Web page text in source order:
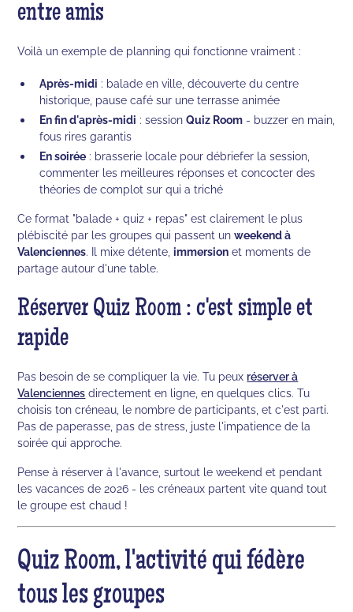
entre amis
Voilà un exemple de planning qui fonctionne vraiment :
Après-midi : balade en ville, découverte du centre
historique, pause café sur une terrasse animée
En fin d'après-midi : sessionQuiz Room - buzzer en main,
fous rires garantis
En soirée : brasserie locale pour débriefer la session,
commenter les meilleures réponses et concocter des
théories de complot sur qui a triché
Ce format "balade + quiz + repas" est clairement le plus
plébiscité par les groupes qui passent unweekend à
Valenciennes. Il mixe détente,immersion et moments de
partage autour d'une table.
Réserver Quiz Room : c'est simple et
rapide
Pas besoin de se compliquer la vie. Tu peux réserver à
Valenciennes directement en ligne, en quelques clics. Tu
choisis ton créneau, le nombre de participants, et c'est parti.
Pas de paperasse, pas de stress, juste l'impatience de la
soirée qui approche.
Pense à réserver à l'avance, surtout le weekend et pendant
les vacances de 2026 - les créneaux partent vite quand tout
le groupe est chaud !
Quiz Room, l'activité qui fédère
tous les groupes